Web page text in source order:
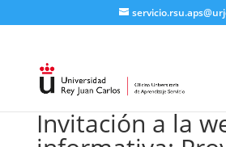
Invitación a la